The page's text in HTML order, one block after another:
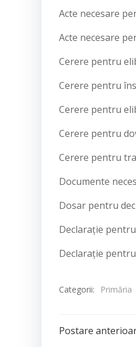
Acte necesare
Acte necesare
Cerere pentru
Cerere pentru
Cerere pentru
Cerere pentru
Cerere pentru
Documente
Dosar pentru
Declarație
Declarație
Categorii: Primăria
Post
Postare